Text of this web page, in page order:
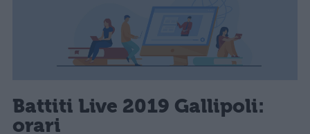
Battiti Live 2019 Gallipoli:
orari